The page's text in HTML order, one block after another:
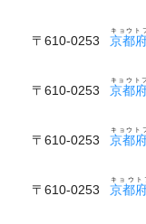
〒610-0253 京都
キョウト
〒610-0253 京都
キョウト
〒610-0253 京都
キョウト
〒610-0253 京都
キョウト